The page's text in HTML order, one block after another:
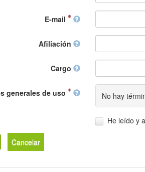
E-mail
Afiliación
Cargo
generales de uso No hay
He leído y
Cancelar